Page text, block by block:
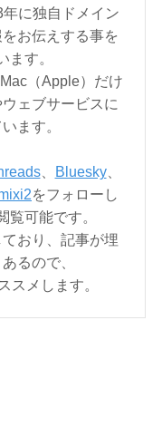
に独自ドメイン
お伝えする事を
ます。
（Apple）だけ
ェブサービスに
ます。
、 Bluesky、
をフォローし
覧可能です。
おり、記事が埋
るので、
スメします。